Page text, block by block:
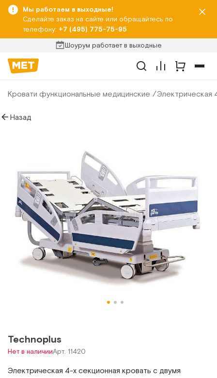
Мы работаем в выходные!
Сделайте заказ на сайте или обращайтесь по
телефону: +7 (495) 775-75-95
Шоурум работает в выходные
Кровати функциональные медицинские Электрическая
Назад
Technoplus
Нет в наличииАрт. 11420
Электрическая 4-х секционная кровать с двумя